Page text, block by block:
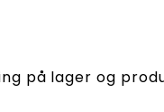
på lager og